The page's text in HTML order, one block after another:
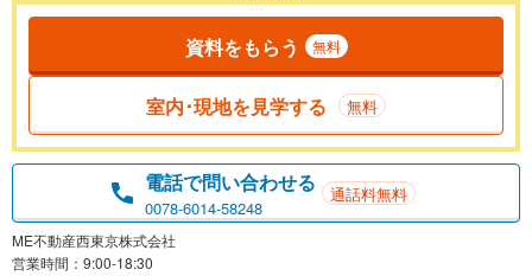
資料をもらう 無料
室内･現地を見学する 無料
電話で問い合わせる
0078-6014-58248
通話料無料
ME不動産西東京株式会社
営業時間：9:00-18:30